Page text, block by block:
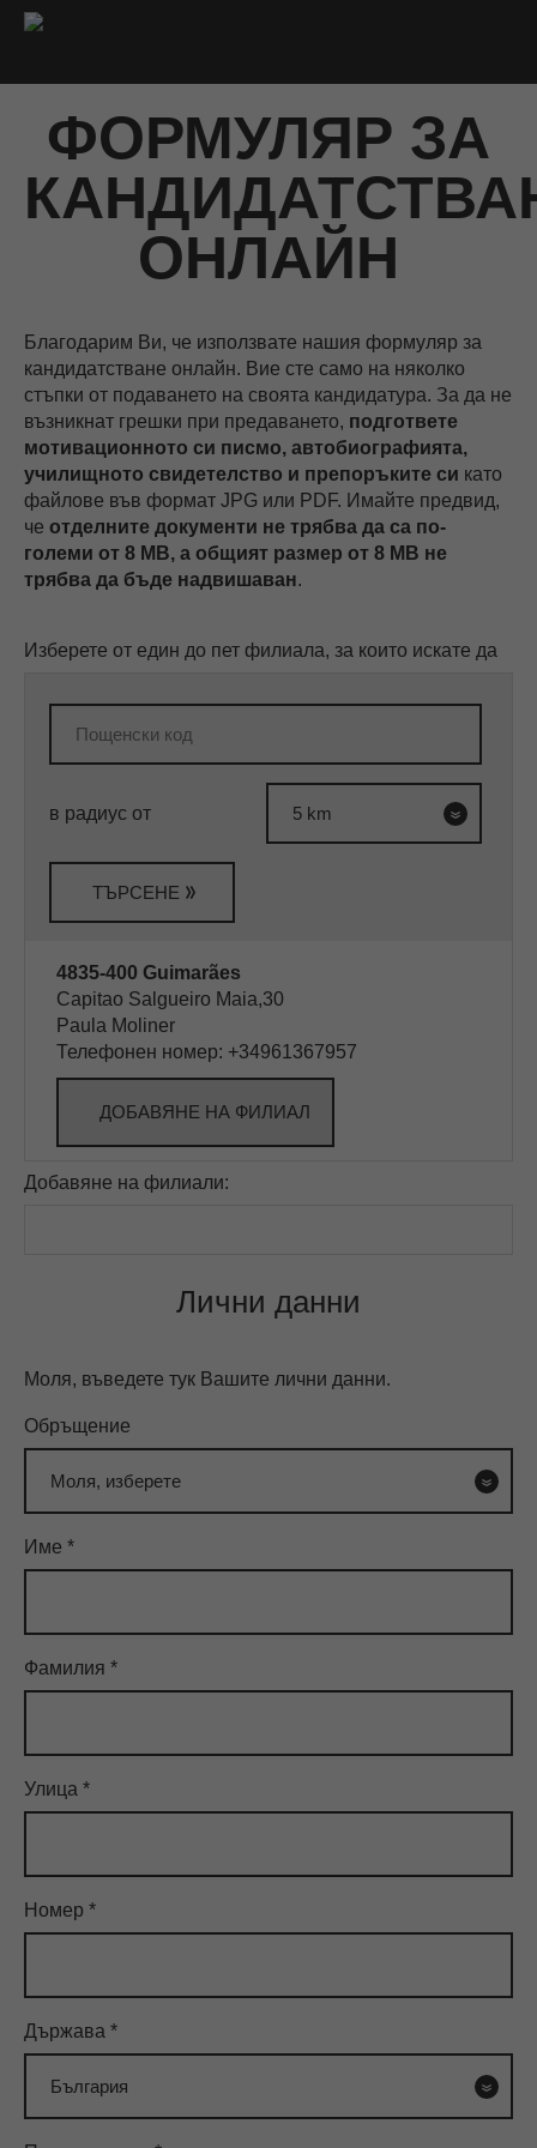
ФОРМУЛЯР ЗА
ОНЛАЙН
Благодарим Ви, че използвате нашия формуляр за
кандидатстване онлайн. Вие сте само на няколко
стъпки от подаването на своята кандидатура. За да не
възникнат грешки при предаването, подгответе
мотивационното си писмо, автобиографията,
училищното свидетелство и препоръките си като
файлове във формат JPG или PDF. Имайте предвид,
че отделните документи не трябва да са по-
големи от 8 MB, а общият размер от 8 MB не
трябва да бъде надвишаван.
Изберете от един до пет филиала, за които искате да
в радиус от
ТЪРСЕНЕ
4835-400 Guimarães
Capitao Salgueiro Maia,30
Paula Moliner
Телефонен номер: +34961367957
ДОБАВЯНЕ НА ФИЛИАЛ
Добавяне на филиали:
Лични данни
Моля, въведете тук Вашите лични данни.
Обръщение
Име *
Фамилия *
Улица *
Номер *
Държава *